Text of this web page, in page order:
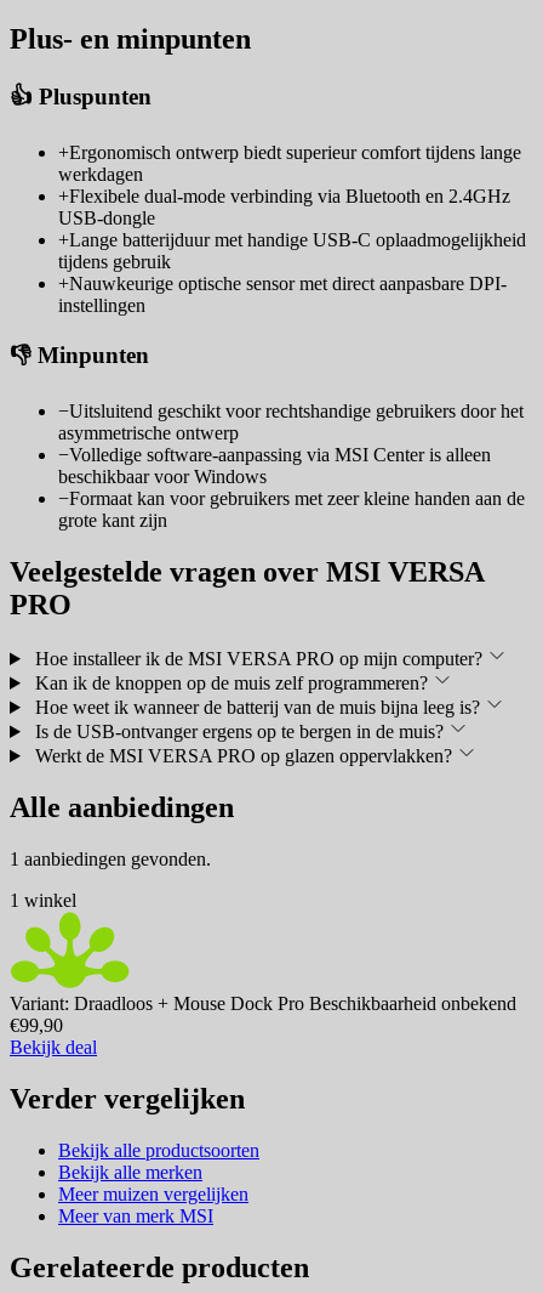
Plus- en minpunten
👍 Pluspunten
+Ergonomisch ontwerp biedt superieur comfort tijdens lange
werkdagen
+Flexibele dual-mode verbinding via Bluetooth en 2.4GHz
USB-dongle
+Lange batterijduur met handige USB-C oplaadmogelijkheid
tijdens gebruik
+Nauwkeurige optische sensor met direct aanpasbare DPI-
instellingen
👎 Minpunten
−Uitsluitend geschikt voor rechtshandige gebruikers door het
asymmetrische ontwerp
−Volledige software-aanpassing via MSI Center is alleen
beschikbaar voor Windows
−Formaat kan voor gebruikers met zeer kleine handen aan de
grote kant zijn
Veelgestelde vragen over MSI VERSA
PRO
Hoe installeer ik de MSI VERSA PRO op mijn computer?
Kan ik de knoppen op de muis zelf programmeren?
Hoe weet ik wanneer de batterij van de muis bijna leeg is?
Is de USB-ontvanger ergens op te bergen in de muis?
Werkt de MSI VERSA PRO op glazen oppervlakken?
Alle aanbiedingen
1 aanbiedingen gevonden.
1 winkel
Variant: Draadloos + Mouse Dock Pro Beschikbaarheid onbekend
€99,90
Bekijk deal
Verder vergelijken
Bekijk alle productsoorten
Bekijk alle merken
Meer muizen vergelijken
Meer van merk MSI
Gerelateerde producten